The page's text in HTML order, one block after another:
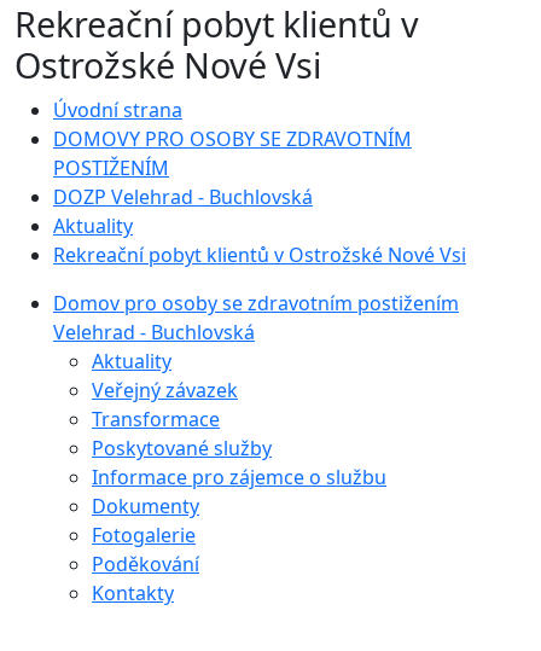
Rekreační pobyt klientů v
Ostrožské Nové Vsi
Úvodní strana
DOMOVY PRO OSOBY SE ZDRAVOTNÍM
POSTIŽENÍM
DOZP Velehrad - Buchlovská
Aktuality
Rekreační pobyt klientů v Ostrožské Nové Vsi
Domov pro osoby se zdravotním postižením
Velehrad - Buchlovská
Aktuality
Veřejný závazek
Transformace
Poskytované služby
Informace pro zájemce o službu
Dokumenty
Fotogalerie
Poděkování
Kontakty